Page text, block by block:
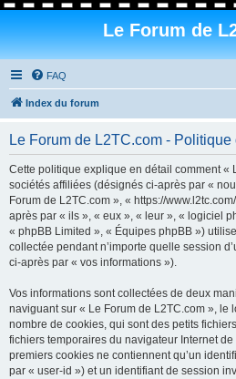
Le Forum de
FAQ
Index du forum
Le Forum de L2TC.com -
Cette politique explique en détail comment «
sociétés affiliées (désignés ci-après par «
Forum de L2TC.com », « https://
après par « ils », « eux », « leur », « logiciel
« phpBB Limited », « Équipes phpBB »)
collectée pendant n’importe quelle session
ci-après par « vos informations »).
Vos informations sont collectées de deux
naviguant sur « Le Forum de L2TC.com », le
nombre de cookies, qui sont des petits
fichiers temporaires du navigateur Internet
premiers cookies ne contiennent qu’un
par « user-id ») et un identifiant de session